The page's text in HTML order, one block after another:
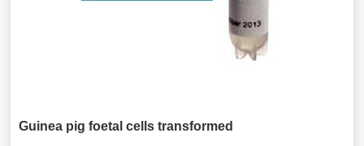
Guinea pig foetal cells transformed